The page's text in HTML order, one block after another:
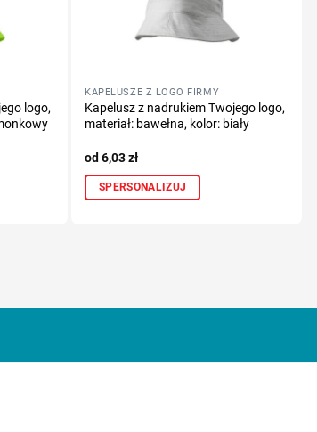
logo,
KAPELUSZE Z LOGO FIRMY
Kapelusz z nadrukiem Twojego logo,
materiał: bawełna, kolor: biały
6,03zł
SPERSONALIZUJ